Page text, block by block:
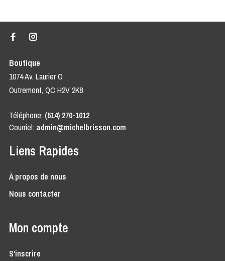
Boutique
1074 Av. Laurier O
Outremont, QC H2V 2K8
Téléphone: (514) 270-1012
Courriel: admin@michelbrisson.com
Liens Rapides
À propos de nous
Nous contacter
Mon compte
S'inscrire